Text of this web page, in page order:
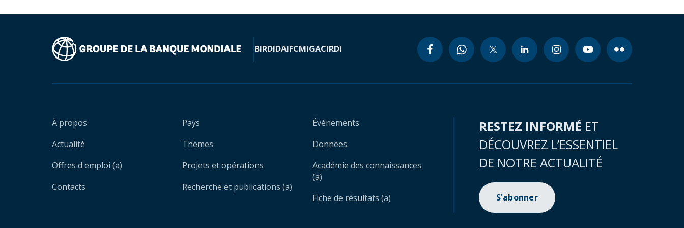
BIRDIDAIFCMIGACIRDI
À propos
Actualité
Offres d'emploi (a)
Contacts
Pays
Thèmes
Projets et opérations
Recherche et publications (a)
Évènements
Données
Académie des connaissances
(a)
Fiche de résultats (a)
RESTEZ INFORMÉ ET
DÉCOUVREZ L’ESSENTIEL
DE NOTRE ACTUALITÉ
S'abonner